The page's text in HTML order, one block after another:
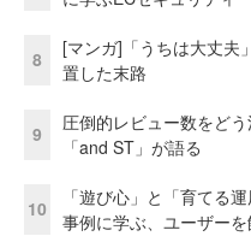
8
[マンガ]「うちは大丈夫
置した末路
9
圧倒的レビュー数をど
「and ST」が語る
10
「遊び心」と「育てる
事例に学ぶ、ユーザー